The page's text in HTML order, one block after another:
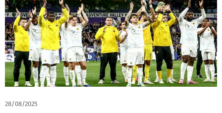
28/08/2025